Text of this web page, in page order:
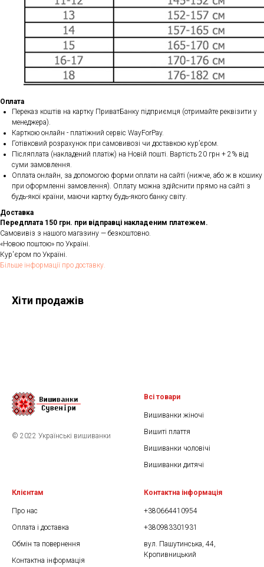
Оплата
Переказ коштів на картку ПриватБанку підприємця (отримайте реквізити у
менеджера).
Карткою онлайн - платіжний сервіс WayForPay.
Готівковий розрахунок при самовивозі чи доставкою кур’єром.
Післяплата (накладений платіж) на Новій пошті. Вартість 20 грн + 2% від
суми замовлення.
Оплата онлайн, за допомогою форми оплати на сайті (нижче, або ж в кошику
при оформленні замовлення). Оплату можна здійснити прямо на сайті з
будь-якої країни, маючи картку будь-якого банку світу.
Доставка
Передплата 150 грн. при відправці накладеним платежем.
Самовивіз з нашого магазину — безкоштовно.
«Новою поштою» по Україні.
Кур'єром по Україні.
Більше інформації про доставку.
Хіти продажів
© 2022 Українські вишиванки
Всі товари
Вишиванки жіночі
Вишиті плаття
Вишиванки чоловічі
Вишиванки дитячі
Клієнтам
Про нас
Оплата і доставка
Обмін та повернення
Контактна інформація
Контактна інформація
+380664410954
+380983301931
вул. Пашутинська, 44,
Кропивницький